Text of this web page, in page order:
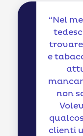
“Nel
e
non
clienti